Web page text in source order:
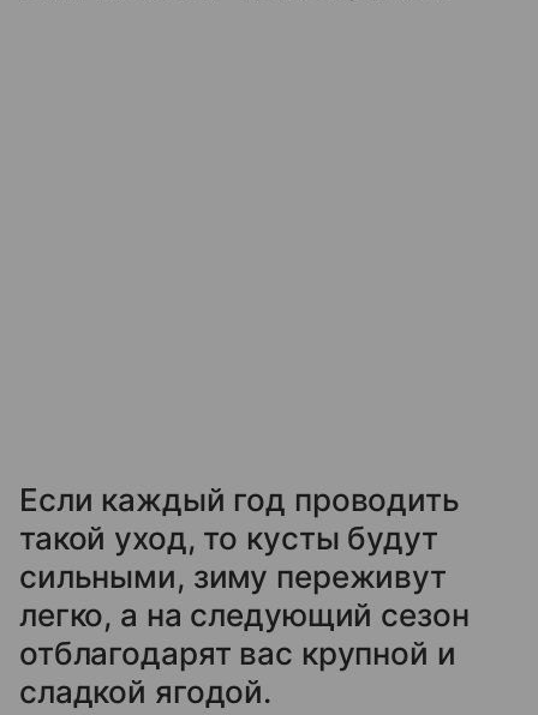
Если каждый год проводить
такой уход, то кусты будут
сильными, зиму переживут
легко, а на следующий сезон
отблагодарят вас крупной и
сладкой ягодой.